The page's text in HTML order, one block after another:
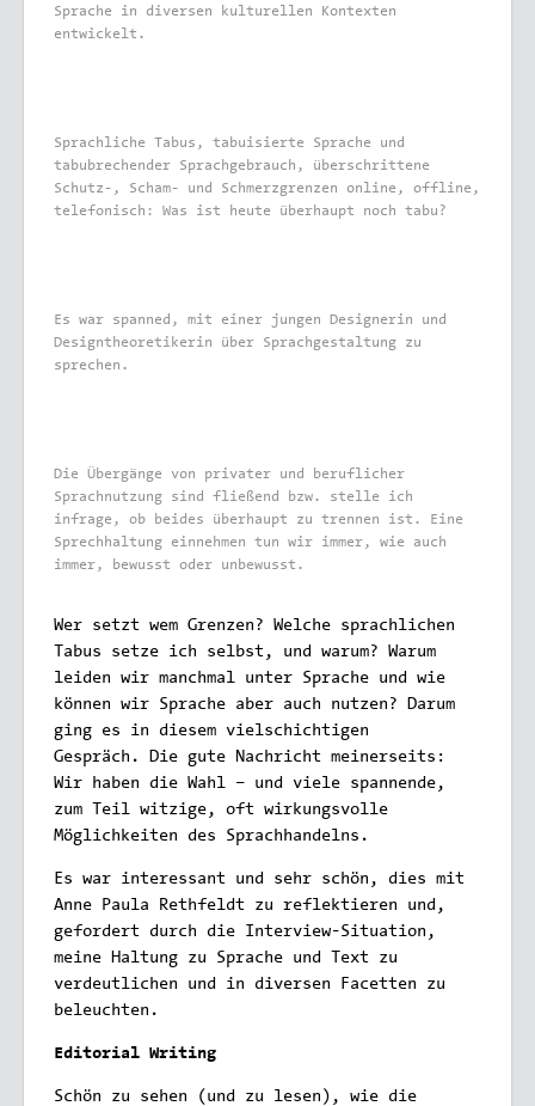
Sprache in diversen kulturellen Kontexten
entwickelt.
Sprachliche Tabus, tabuisierte Sprache und
tabubrechender Sprachgebrauch, überschrittene
Schutz-, Scham- und Schmerzgrenzen online, offline,
telefonisch: Was ist heute überhaupt noch tabu?
Es war spanned, mit einer jungen Designerin und
Designtheoretikerin über Sprachgestaltung zu
sprechen.
Die Übergänge von privater und beruflicher
Sprachnutzung sind fließend bzw. stelle ich
infrage, ob beides überhaupt zu trennen ist. Eine
Sprechhaltung einnehmen tun wir immer, wie auch
immer, bewusst oder unbewusst.
Wer setzt wem Grenzen? Welche sprachlichen
Tabus setze ich selbst, und warum? Warum
leiden wir manchmal unter Sprache und wie
können wir Sprache aber auch nutzen? Darum
ging es in diesem vielschichtigen
Gespräch. Die gute Nachricht meinerseits:
Wir haben die Wahl – und viele spannende,
zum Teil witzige, oft wirkungsvolle
Möglichkeiten des Sprachhandelns.
Es war interessant und sehr schön, dies mit
Anne Paula Rethfeldt zu reflektieren und,
gefordert durch die Interview-Situation,
meine Haltung zu Sprache und Text zu
verdeutlichen und in diversen Facetten zu
beleuchten.
Editorial Writing
Schön zu sehen (und zu lesen), wie die